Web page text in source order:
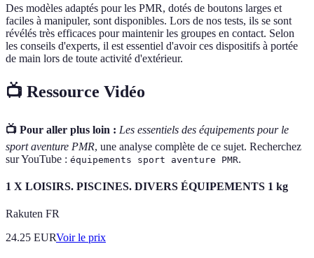
Des modèles adaptés pour les PMR, dotés de boutons larges et
faciles à manipuler, sont disponibles. Lors de nos tests, ils se sont
révélés très efficaces pour maintenir les groupes en contact. Selon
les conseils d'experts, il est essentiel d'avoir ces dispositifs à portée
de main lors de toute activité d'extérieur.
📺 Ressource Vidéo
📺 Pour aller plus loin : Les essentiels des équipements pour le
sport aventure PMR, une analyse complète de ce sujet. Recherchez
sur YouTube : équipements sport aventure PMR.
1 X LOISIRS. PISCINES. DIVERS ÉQUIPEMENTS 1 kg
Rakuten FR
24.25 EURVoir le prix